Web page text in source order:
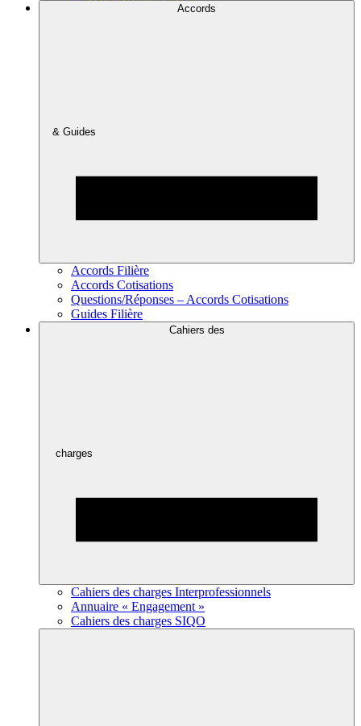
Accords
& Guides
Accords Filière
Accords Cotisations
Questions/Réponses – Accords Cotisations
Guides Filière
Cahiers des
charges
Cahiers des charges Interprofessionnels
Annuaire « Engagement »
Cahiers des charges SIQO